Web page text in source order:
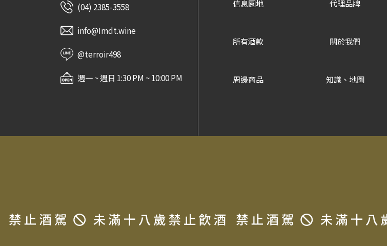
Maison Réno
Charles Boigelot
Paul Gros
Maison Pinot Noar
The Dalmore
(04) 2385-3558
info@Imdt.wine
@terroir498
週一 ~ 週日 1:30 PM ~ 10:00 PM
信息園地
所有酒款
周邊商品
代理品牌
關於我們
知識、地圖